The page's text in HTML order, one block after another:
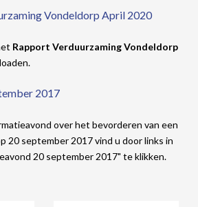
Vondeldorp April 2020
Rapport Verduurzaming Vondeldorp
2017
over het bevorderen van een
20 september 2017 vind u door links in
20 september 2017" te klikken.